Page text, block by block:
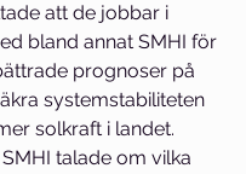
att de jobbar i
bland annat SMHI för
prognoser på
systemstabiliteten
solkraft i landet.
talade om vilka